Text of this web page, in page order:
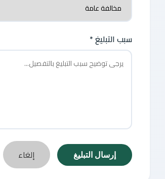
سبب التبليغ *
إرسال التبليغ إلغاء